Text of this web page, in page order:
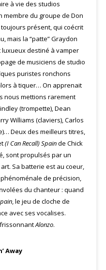
à vie des studios
membre du groupe de Don
toujours présent, qui coécrit
mais la “patte” Graydon
destiné à vamper
de musiciens de studio
puristes ronchons
à tiquer… On apprenait
nous mettions rarement
(trompette), Dean
Williams (claviers), Carlos
Deux des meilleurs titres,
(I Can Recall) Spainde Chick
sont propulsés par un
Sa batterie est au coeur,
de précision,
du chanteur : quand
, le jeu de cloche de
avec ses vocalises.
Alonzo.